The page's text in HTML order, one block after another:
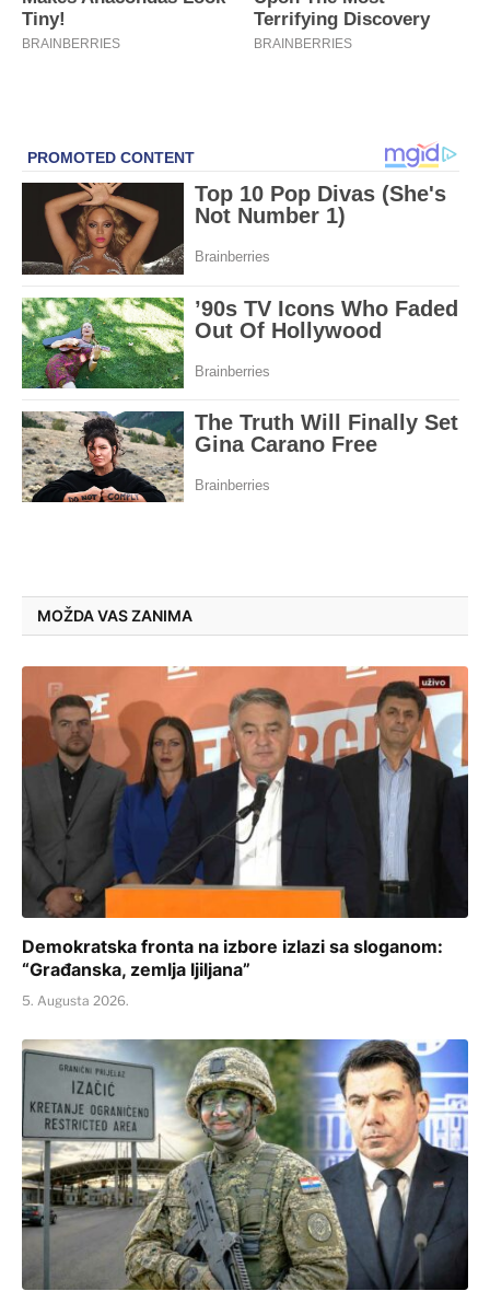
MOŽDA VAS ZANIMA
Demokratska fronta na izbore izlazi sa sloganom:
“Građanska, zemlja ljiljana”
5. Augusta 2026.